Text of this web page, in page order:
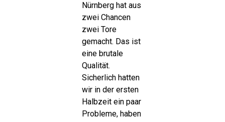
Nürnberg hat aus
zwei Chancen
zwei Tore
gemacht. Das ist
eine brutale
Qualität.
Sicherlich hatten
wir in der ersten
Halbzeit ein paar
Probleme, haben